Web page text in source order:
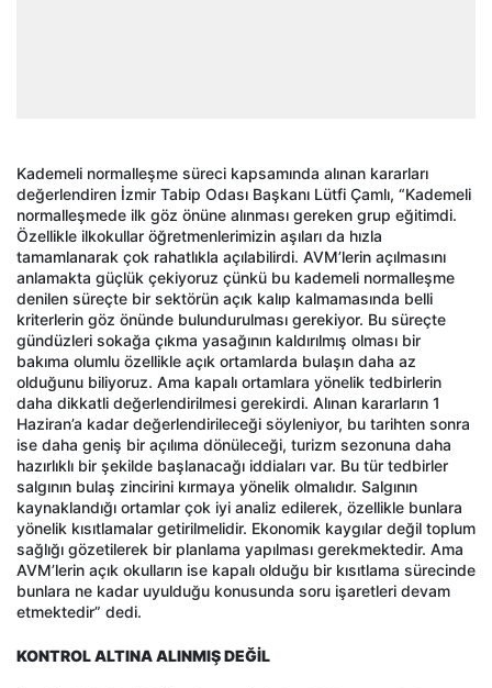
Kademeli normalleşme süreci kapsamında alınan kararları
değerlendiren İzmir Tabip Odası Başkanı Lütfi Çamlı, “Kademeli
normalleşmede ilk göz önüne alınması gereken grup eğitimdi.
Özellikle ilkokullar öğretmenlerimizin aşıları da hızla
tamamlanarak çok rahatlıkla açılabilirdi. AVM’lerin açılmasını
anlamakta güçlük çekiyoruz çünkü bu kademeli normalleşme
denilen süreçte bir sektörün açık kalıp kalmamasında belli
kriterlerin göz önünde bulundurulması gerekiyor. Bu süreçte
gündüzleri sokağa çıkma yasağının kaldırılmış olması bir
bakıma olumlu özellikle açık ortamlarda bulaşın daha az
olduğunu biliyoruz. Ama kapalı ortamlara yönelik tedbirlerin
daha dikkatli değerlendirilmesi gerekirdi. Alınan kararların 1
Haziran’a kadar değerlendirileceği söyleniyor, bu tarihten sonra
ise daha geniş bir açılıma dönüleceği, turizm sezonuna daha
hazırlıklı bir şekilde başlanacağı iddiaları var. Bu tür tedbirler
salgının bulaş zincirini kırmaya yönelik olmalıdır. Salgının
kaynaklandığı ortamlar çok iyi analiz edilerek, özellikle bunlara
yönelik kısıtlamalar getirilmelidir. Ekonomik kaygılar değil toplum
sağlığı gözetilerek bir planlama yapılması gerekmektedir. Ama
AVM’lerin açık okulların ise kapalı olduğu bir kısıtlama sürecinde
bunlara ne kadar uyulduğu konusunda soru işaretleri devam
etmektedir” dedi.
KONTROL ALTINA ALINMIŞ DEĞİL